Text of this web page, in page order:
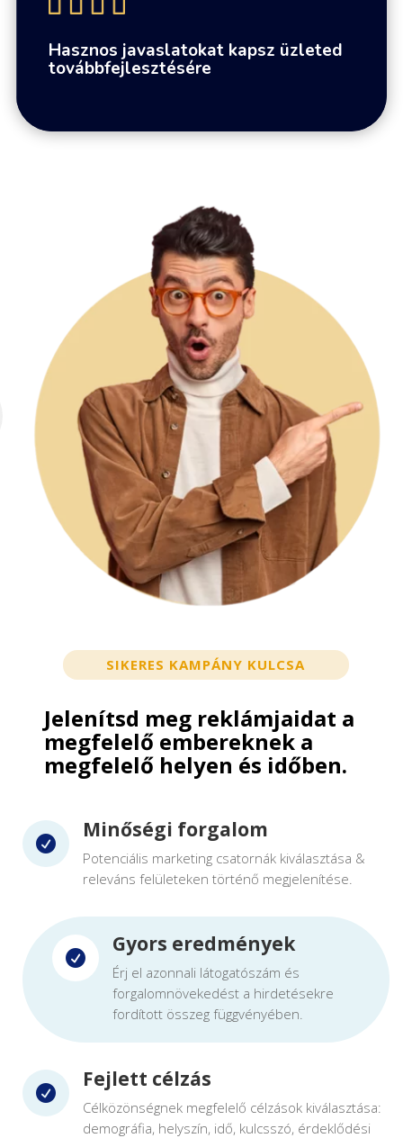
Hasznos javaslatokat kapsz üzleted
továbbfejlesztésére
SIKERES KAMPÁNY KULCSA
Jelenítsd meg reklámjaidat a
megfelelő embereknek a
megfelelő helyen és időben.

Minőségi forgalom
Potenciális marketing csatornák kiválasztása &
releváns felületeken történő megjelenítése.

Gyors eredmények
Érj el azonnali látogatószám és
forgalomnövekedést a hirdetésekre
fordított összeg függvényében.

Fejlett célzás
Célközönségnek megfelelő célzások kiválasztása:
demográfia, helyszín, idő, kulcsszó, érdeklődési